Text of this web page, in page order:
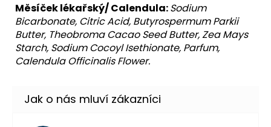
Měsíček lékařský/ Calendula:Sodium
Bicarbonate, Citric Acid, Butyrospermum Parkii
Butter, Theobroma Cacao Seed Butter, Zea Mays
Starch, Sodium Cocoyl Isethionate, Parfum,
Calendula Officinalis Flower.